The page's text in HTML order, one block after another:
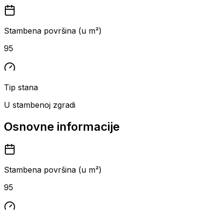
Stambena površina (u m²)
95
Tip stana
U stambenoj zgradi
Osnovne informacije
Stambena površina (u m²)
95